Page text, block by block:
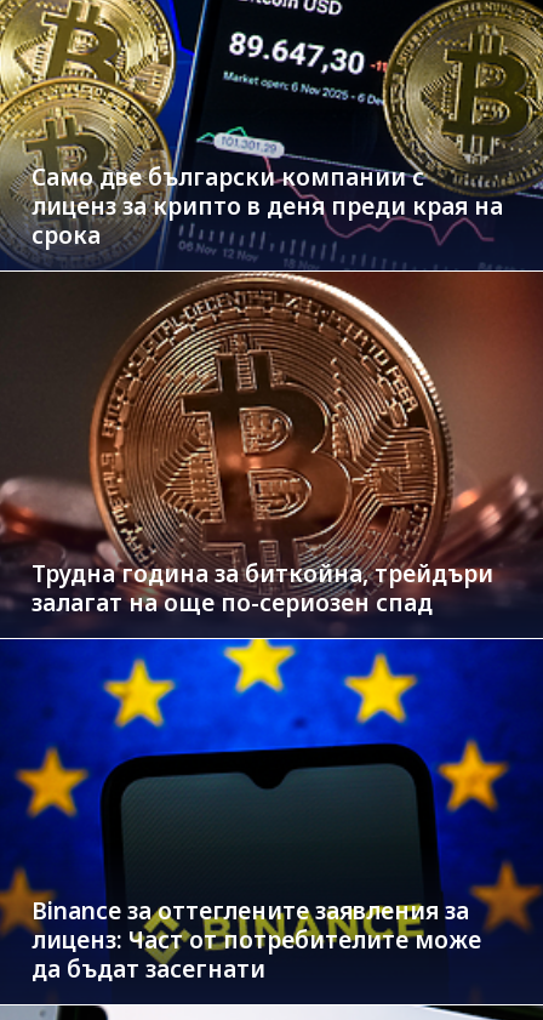
Само две български компании с
лиценз за крипто в деня преди края на
срока
Трудна година за биткойна, трейдъри
залагат на още по-сериозен спад
Binance за оттеглените заявления за
лиценз: Част от потребителите може
да бъдат засегнати